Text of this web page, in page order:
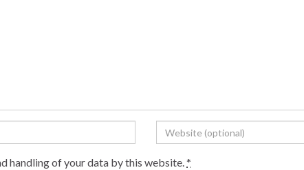
handling of your data by this website.*